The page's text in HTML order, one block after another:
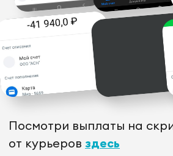
расскажет и предложит
2 шаг
Заполни простую анкету
1 шаг